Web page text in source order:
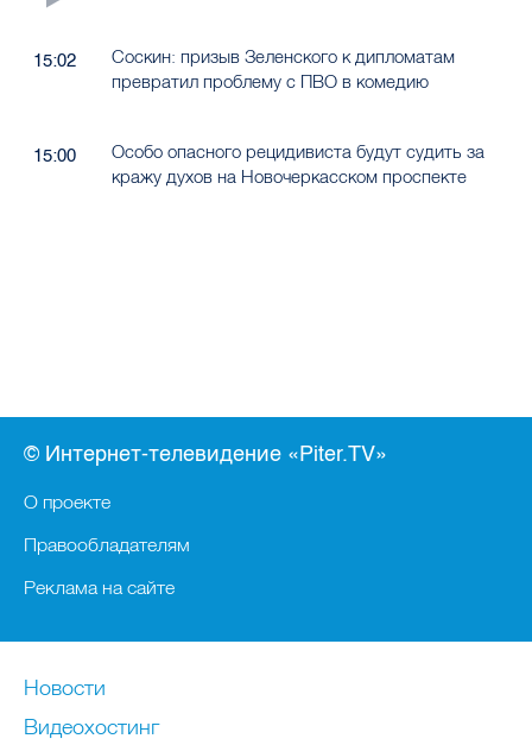
15:02
Соскин: призыв Зеленского к дипломатам
превратил проблему с ПВО в комедию
15:00
Особо опасного рецидивиста будут судить за
кражу духов на Новочеркасском проспекте
© Интернет-телевидение «Piter.TV»
О проекте
Правообладателям
Реклама на сайте
Новости
Видеохостинг